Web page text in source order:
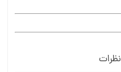
نظرات